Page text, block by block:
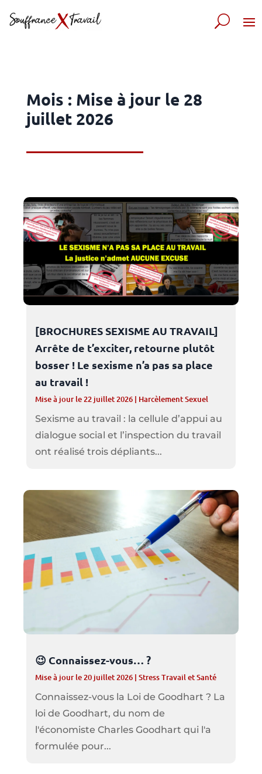
Mois : Mise à jour le 28
juillet 2026
[BROCHURES SEXISME AU TRAVAIL]
Arrête de t’exciter, retourne plutôt
bosser ! Le sexisme n’a pas sa place
au travail !
Mise à jour le 22 juillet 2026| Harcèlement Sexuel
Sexisme au travail : la cellule d’appui au
dialogue social et l’inspection du travail
ont réalisé trois dépliants...
😉 Connaissez-vous… ?
Mise à jour le 20 juillet 2026| Stress Travail et Santé
Connaissez-vous la Loi de Goodhart ? La
loi de Goodhart, du nom de
l'économiste Charles Goodhart qui l'a
formulée pour...